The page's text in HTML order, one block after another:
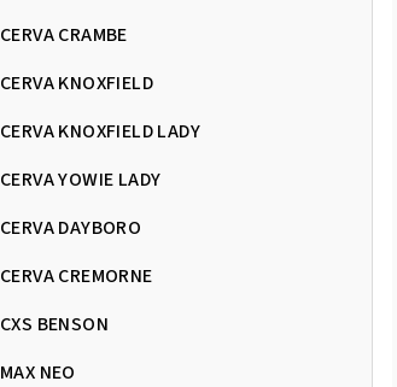
CERVA CRAMBE
CERVA KNOXFIELD
CERVA KNOXFIELD LADY
CERVA YOWIE LADY
CERVA DAYBORO
CERVA CREMORNE
CXS BENSON
MAX NEO